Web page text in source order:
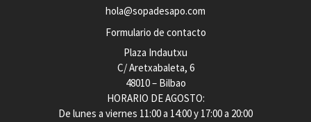
hola@sopadesapo.com
Formulario de contacto
Plaza Indautxu
C/ Aretxabaleta, 6
48010 – Bilbao
HORARIO DE AGOSTO:
De lunes a viernes 11:00 a 14:00 y 17:00 a 20:00